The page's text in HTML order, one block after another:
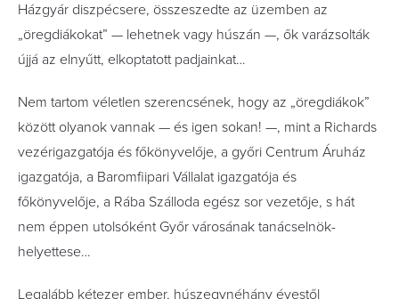
Házgyár diszpécsere, összeszedte az üzemben az
„öregdiákokat” — lehetnek vagy húszán —, ők varázsolták
újjá az elnyűtt, elkoptatott padjainkat…
Nem tartom véletlen szerencsének, hogy az „öregdiákok”
között olyanok vannak — és igen sokan! —, mint a Richards
vezérigazgatója és főkönyvelője, a győri Centrum Áruház
igazgatója, a Baromfiipari Vállalat igazgatója és
főkönyvelője, a Rába Szálloda egész sor vezetője, s hát
nem éppen utolsóként Győr városának tanácselnök-
helyettese…
Legalább kétezer ember, húszegynéhány évestől